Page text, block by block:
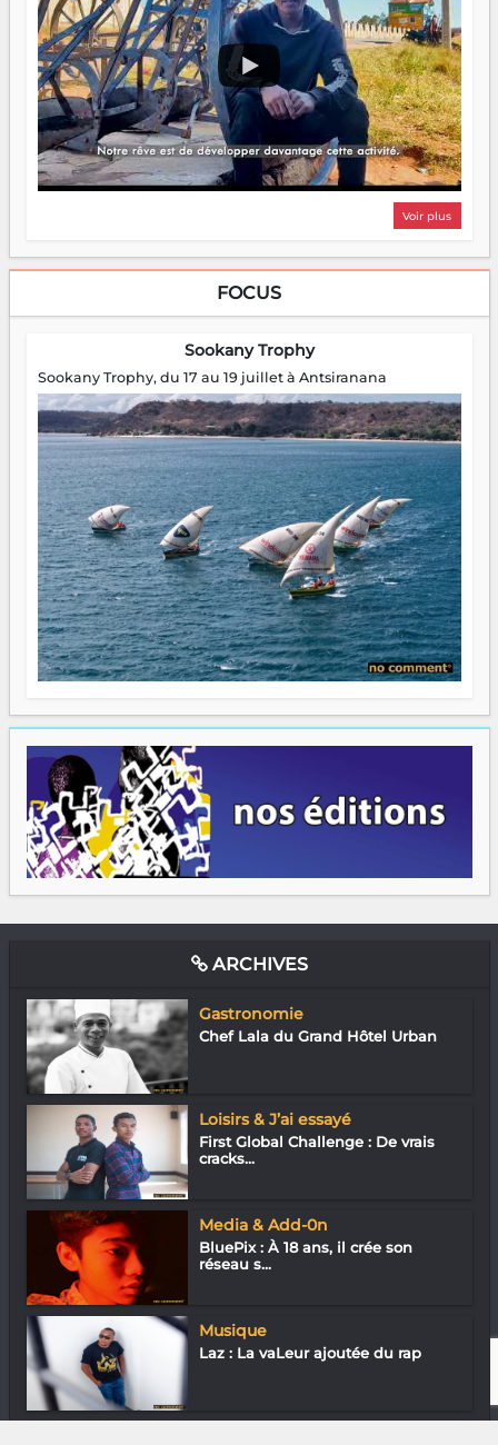
Voir plus
FOCUS
Sookany Trophy
Sookany Trophy, du 17 au 19 juillet à Antsiranana
ARCHIVES
Gastronomie
Chef Lala du Grand Hôtel Urban
Loisirs & J’ai essayé
First Global Challenge : De vrais
cracks...
Media & Add-0n
BluePix : À 18 ans, il crée son
réseau s...
Musique
Laz : La vaLeur ajoutée du rap